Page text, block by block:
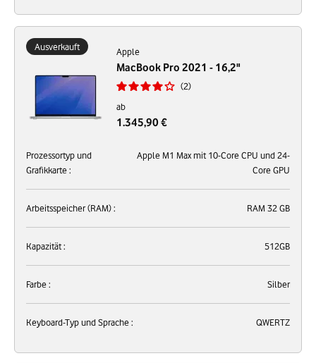
Ausverkauft Apple
MacBook Pro 2021 - 16,2"
2
ab
1.345,90 €
Prozessortyp und
Grafikkarte :
Apple M1 Max mit 10-Core CPU und 24-
Core GPU
Arbeitsspeicher (RAM) : RAM 32 GB
Kapazität : 512GB
Farbe : Silber
Keyboard-Typ und Sprache : QWERTZ